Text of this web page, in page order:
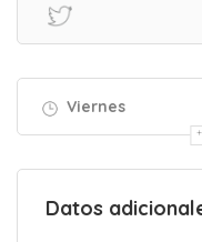
Viernes
Datos